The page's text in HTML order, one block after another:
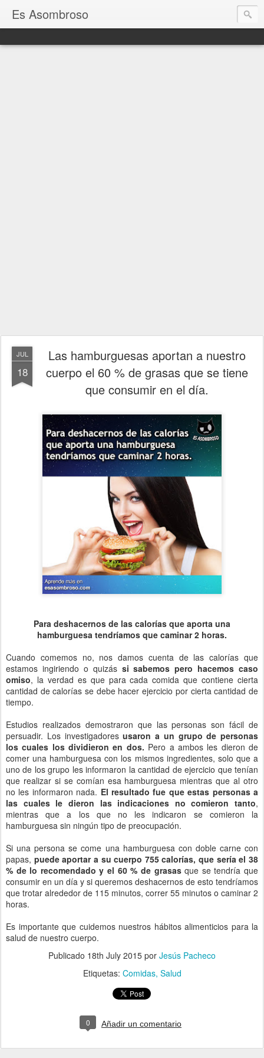
Es Asombroso
JUL
18
Las hamburguesas aportan a nuestro
cuerpo el 60 % de grasas que se tiene
que consumir en el día.
Para deshacernos de las calorías que aporta una
hamburguesa tendríamos que caminar 2 horas.
Cuando comemos no, nos damos cuenta de las calorías que
estamos ingiriendo o quizás si sabemos pero hacemos caso
omiso, la verdad es que para cada comida que contiene cierta
cantidad de calorías se debe hacer ejercicio por cierta cantidad de
tiempo.
Estudios realizados demostraron que las personas son fácil de
persuadir. Los investigadoresusaron a un grupo de personas
los cuales los dividieron en dos. Pero a ambos les dieron de
comer una hamburguesa con los mismos ingredientes, solo que a
uno de los grupo les informaron la cantidad de ejercicio que tenían
que realizar si se comían esa hamburguesa mientras que al otro
no les informaron nada. El resultado fue que estas personas a
las cuales le dieron las indicaciones no comieron tanto,
mientras que a los que no les indicaron se comieron la
hamburguesa sin ningún tipo de preocupación.
Si una persona se come una hamburguesa con doble carne con
papas, puede aportar a su cuerpo 755 calorías, que sería el 38
% de lo recomendado y el 60 % de grasasque se tendría que
consumir en un día y si queremos deshacernos de esto tendríamos
que trotar alrededor de 115 minutos, correr 55 minutos o caminar 2
horas.
Es importante que cuidemos nuestros hábitos alimenticios para la
salud de nuestro cuerpo.
Publicado 18th July 2015 por Jesús Pacheco
Etiquetas: Comidas Salud
0 Añadir un comentario